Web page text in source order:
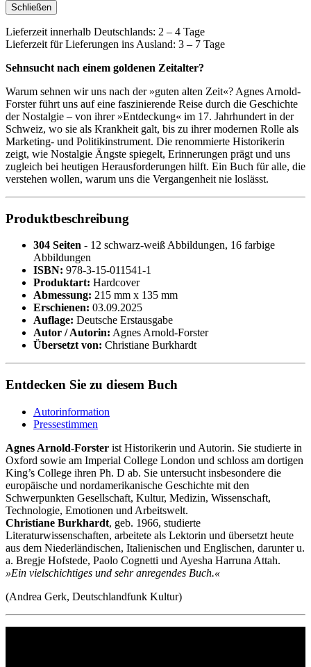
Schließen
Lieferzeit innerhalb Deutschlands: 2 – 4 Tage
Lieferzeit für Lieferungen ins Ausland: 3 – 7 Tage
Sehnsucht nach einem goldenen Zeitalter?
Warum sehnen wir uns nach der »guten alten Zeit«? Agnes Arnold-
Forster führt uns auf eine faszinierende Reise durch die Geschichte
der Nostalgie – von ihrer »Entdeckung« im 17. Jahrhundert in der
Schweiz, wo sie als Krankheit galt, bis zu ihrer modernen Rolle als
Marketing- und Politikinstrument. Die renommierte Historikerin
zeigt, wie Nostalgie Ängste spiegelt, Erinnerungen prägt und uns
zugleich bei heutigen Herausforderungen hilft. Ein Buch für alle, die
verstehen wollen, warum uns die Vergangenheit nie loslässt.
Produktbeschreibung
304 Seiten - 12 schwarz-weiß Abbildungen, 16 farbige
Abbildungen
ISBN: 978-3-15-011541-1
Produktart: Hardcover
Abmessung: 215 mm x 135 mm
Erschienen: 03.09.2025
Auflage: Deutsche Erstausgabe
Autor / Autorin: Agnes Arnold-Forster
Übersetzt von: Christiane Burkhardt
Entdecken Sie zu diesem Buch
Autorinformation
Pressestimmen
Agnes Arnold-Forster ist Historikerin und Autorin. Sie studierte in
Oxford sowie am Imperial College London und schloss am dortigen
King’s College ihren Ph. D ab. Sie untersucht insbesondere die
europäische und nordamerikanische Geschichte mit den
Schwerpunkten Gesellschaft, Kultur, Medizin, Wissenschaft,
Technologie, Emotionen und Arbeitswelt.
Christiane Burkhardt, geb. 1966, studierte
Literaturwissenschaften, arbeitete als Lektorin und übersetzt heute
aus dem Niederländischen, Italienischen und Englischen, darunter u.
a. Bregje Hofstede, Paolo Cognetti und Ayesha Harruna Attah.
»Ein vielschichtiges und sehr anregendes Buch.«
(Andrea Gerk, Deutschlandfunk Kultur)